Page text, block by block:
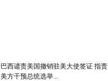
巴西谴责美国撤销驻美大使签证 指责
美方干预总统选举...